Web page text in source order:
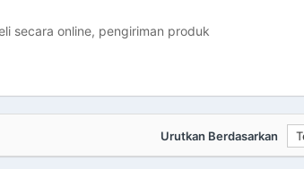
& MAJALAH KOMPUTER & AKSESORIS
secara online, pengiriman produk
Urutkan Berdasarkan